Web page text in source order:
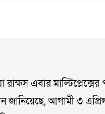
এবার মাল্টিপ্লেক্সের
জানিয়েছে, আগামী ৩